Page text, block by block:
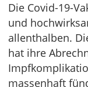
Die Covid-19-
und
allenthalben.
hat ihre
massenhaft